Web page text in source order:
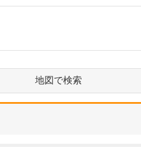
地図で検索
の解消が重要な要素であ
作動薬(マンジャロ)や
ルサス、オゼンピック)、